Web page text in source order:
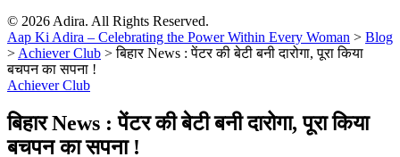
© 2026 Adira. All Rights Reserved.
Aap Ki Adira – Celebrating the Power Within Every Woman > Blog
> Achiever Club >बिहार News : पेंटर की बेटी बनी दारोगा, पूरा किया
बचपन का सपना !
Achiever Club
बिहार News : पेंटर की बेटी बनी दारोगा, पूरा किया
बचपन का सपना !